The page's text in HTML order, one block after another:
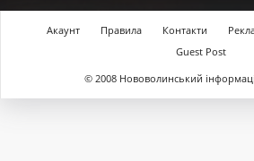
Акаунт Правила Контакти
Guest Post
© 2008 Нововолинський